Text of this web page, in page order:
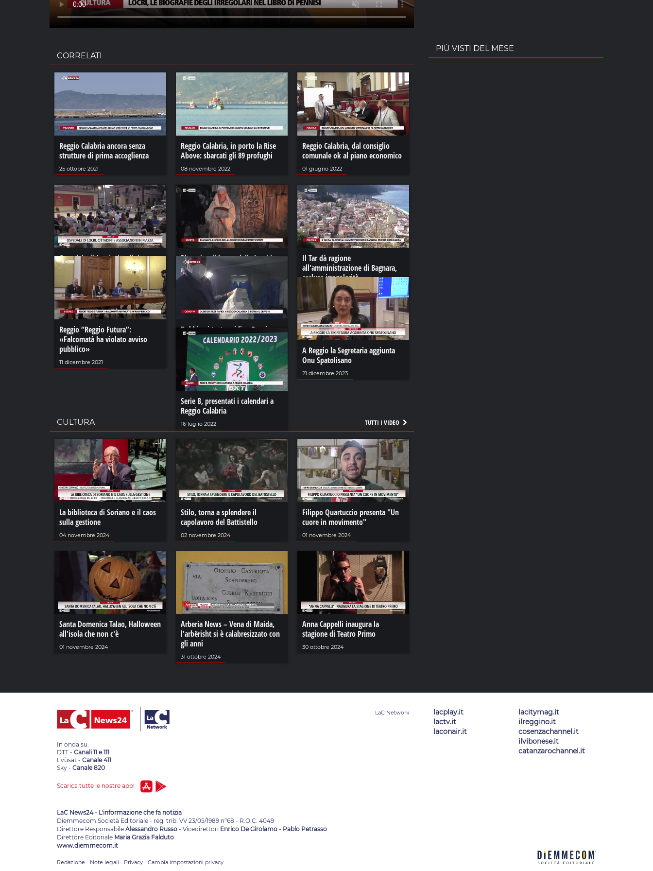
CORRELATI
Reggio Calabria ancora senza
strutture di prima accoglienza
25 ottobre 2021
Reggio Calabria, in porto la Rise
Above: sbarcati gli 89 profughi
08 novembre 2022
Reggio Calabria, dal consiglio
comunale ok al piano economico
01 giugno 2022
Ospedale di Locri, cittadini e
associazioni in piazza
22 agosto 2024
Placanica, il borgo della Locride
diventa presepe vivente
07 gennaio 2023
Il Tar dà ragione
all'amministrazione di Bagnara,
escluse irregolarità
26 novembre 2022
Reggio “Reggio Futura”:
«Falcomatà ha violato avviso
pubblico»
11 dicembre 2021
Dubbi sui test rapidi, a Reggio
Calabria si ferma il drive-in
28 gennaio 2021
A Reggio la Segretaria aggiunta
Onu Spatolisano
21 dicembre 2023
Serie B, presentati i calendari a
Reggio Calabria
16 luglio 2022 TUTTI I VIDEO
CULTURA
La biblioteca di Soriano e il caos
sulla gestione
04 novembre 2024
Stilo, torna a splendere il
capolavoro del Battistello
02 novembre 2024
Filippo Quartuccio presenta "Un
cuore in movimento"
01 novembre 2024
Santa Domenica Talao, Halloween
all'isola che non c'è
01 novembre 2024
Arberia News – Vena di Maida,
l'arbërisht si è calabresizzato con
gli anni
31 ottobre 2024
Anna Cappelli inaugura la
stagione di Teatro Primo
30 ottobre 2024
PIÙ VISTI DEL MESE
In onda su:
DTT - Canali 11 e 111
tivùsat - Canale 411
Sky - Canale 820
Scarica tutte le nostre app!
lacplay.it
lactv.it
laconair.it
lacitymag.it
ilreggino.it
cosenzachannel.it
ilvibonese.it
catanzarochannel.it
LaC News24 - L'informazione che fa notizia
Diemmecom Società Editoriale - reg. trib. VV 23/05/1989 n°68 - R.O.C. 4049
Direttore Responsabile Alessandro Russo - Vicedirettori Enrico De Girolamo - Pablo Petrasso
Direttore Editoriale Maria Grazia Falduto
www.diemmecom.it
Redazione Note legali Privacy Cambia impostazioni privacy